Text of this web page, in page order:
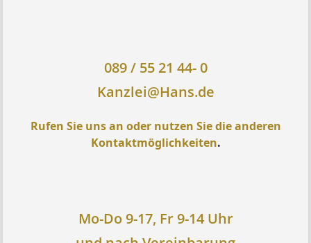
089 / 55 21 44- 0
Kanzlei@Hans.de
Rufen Sie uns an oder nutzen Sie die anderen
Kontaktmöglichkeiten.
Mo-Do 9-17, Fr 9-14 Uhr